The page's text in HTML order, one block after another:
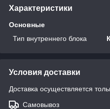
Характеристики
Основные
Тип внутреннего блока
Условия доставки
Доставка осуществляется
Самовывоз